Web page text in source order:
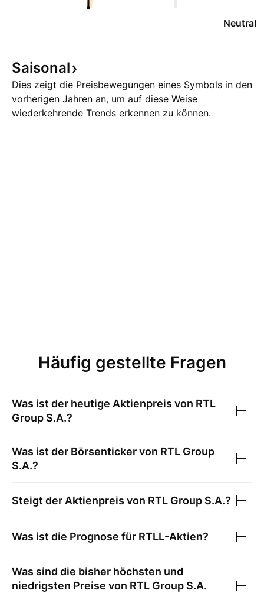
Neutral
Saisonal
Dies zeigt die Preisbewegungen eines Symbols in den
vorherigen Jahren an, um auf diese Weise
wiederkehrende Trends erkennen zu können.
Häufig gestellte Fragen
Was ist der heutige Aktienpreis von RTL
Group S.A.?
Was ist der Börsenticker von RTL Group
S.A.?
Steigt der Aktienpreis von RTL Group S.A.?
Was ist die Prognose für RTLL-Aktien?
Was sind die bisher höchsten und
niedrigsten Preise von RTL Group S.A.